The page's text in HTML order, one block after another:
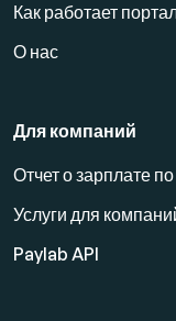
Как работает
О нас
Для компаний
Отчет о зарплате
Услуги для
Paylab API